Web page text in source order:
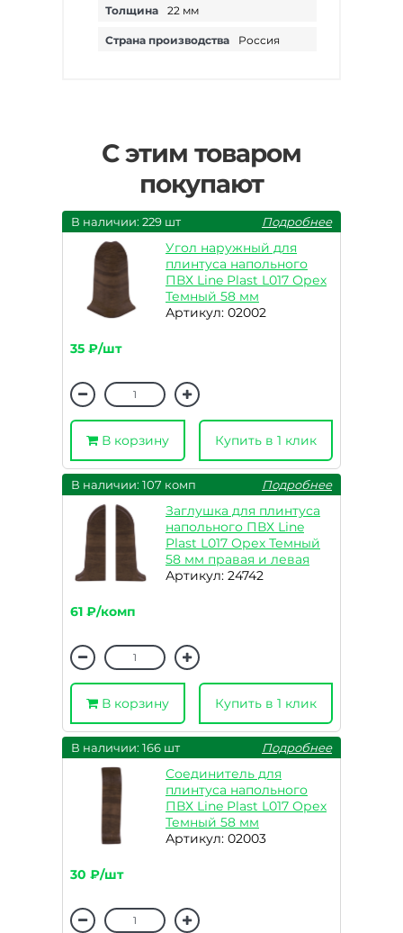
Толщина 22 мм
Страна производства Россия
С этим товаром
покупают
В наличии: 229 шт Подробнее
Угол наружный для
плинтуса напольного
ПВХ Line Plast L017 Орех
Темный 58 мм
Артикул: 02002
35 ₽/шт
В корзину Купить в 1 клик
В наличии: 107 комп Подробнее
Заглушка для плинтуса
напольного ПВХ Line
Plast L017 Орех Темный
58 мм правая и левая
Артикул: 24742
61 ₽/комп
В корзину Купить в 1 клик
В наличии: 166 шт Подробнее
Соединитель для
плинтуса напольного
ПВХ Line Plast L017 Орех
Темный 58 мм
Артикул: 02003
30 ₽/шт